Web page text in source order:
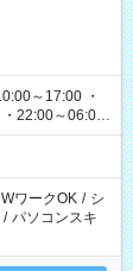
～17:00 ・
22:00～06:00
ワークOK / シ
/ パソコンスキ